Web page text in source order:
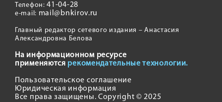
Телефон:41-04-28
e-mail: mail@bnkirov.ru
Главный редактор сетевого издания – Анастасия
Александровна Белова
На информационном ресурсе
применяются рекомендательные технологии.
Пользовательское соглашение
Юридическая информация
Все права защищены. Copyright © 2025